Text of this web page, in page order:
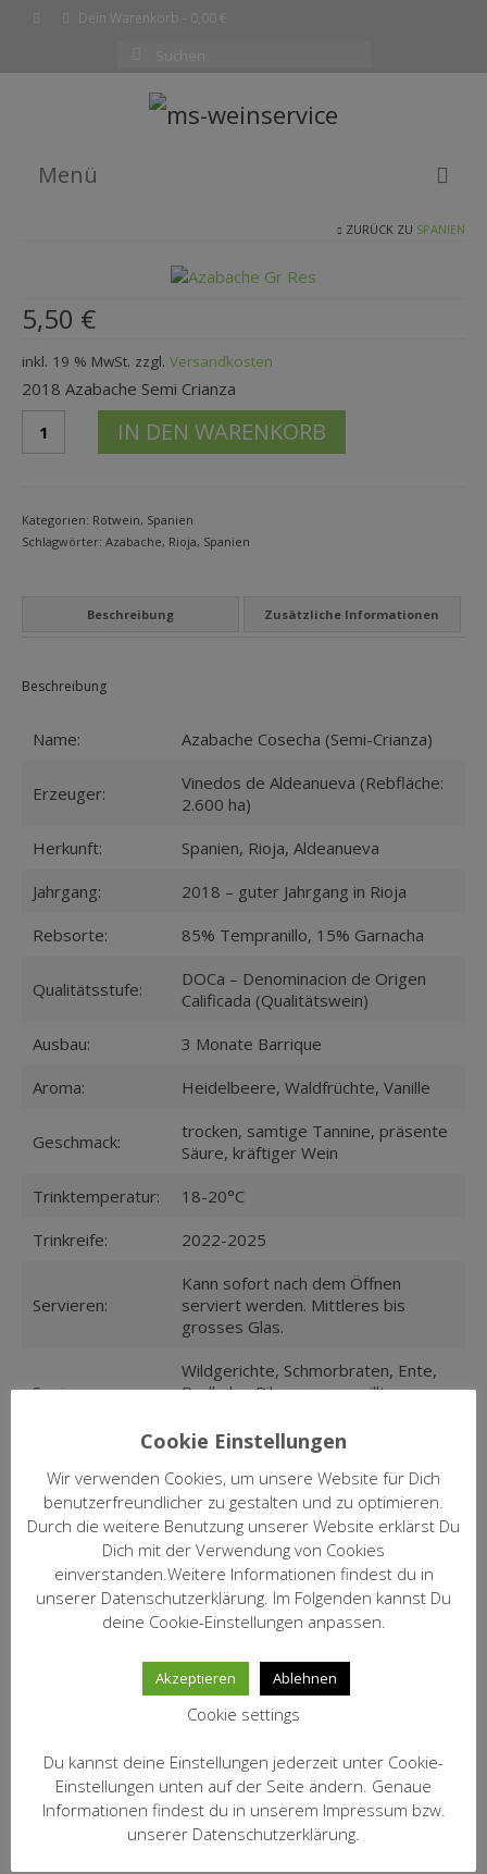
Dein Warenkorb 0,00 €
nach:
Menü
SHOP
KOMPLETTE WEINLISTE
WARENKORB
KASSE
Datenschutzbelehrung
Zahlungsarten
KONTAKT
ZUR PERSON
PHILOSOPHIE
ZURÜCK ZU SPANIEN
5,50 €
inkl. 19 % MwSt. zzgl. Versandkosten
2018 Azabache Semi Crianza
Azabache
IN DEN WARENKORB
Kategorien: Rotwein, Spanien
Schlagwörter: Azabache, Rioja, Spanien
Beschreibung Zusätzliche Informationen
Beschreibung
Name: Azabache Cosecha (Semi-Crianza)
Erzeuger:
Vinedos de Aldeanueva (Rebfläche:
2.600 ha)
Herkunft:
Spanien, Rioja, Aldeanueva
Jahrgang:
2018 – guter Jahrgang in Rioja
Rebsorte:
85% Tempranillo, 15% Garnacha
Qualitätsstufe:
DOCa – Denominacion de Origen
Calificada (Qualitätswein)
Ausbau:
3 Monate Barrique
Aroma:
Heidelbeere, Waldfrüchte, Vanille
Geschmack:
trocken, samtige Tannine, präsente
Säure, kräftiger Wein
Trinktemperatur:
18-20°C
Trinkreife:
2022-2025
Servieren:
Kann sofort nach dem Öffnen
serviert werden. Mittleres bis
grosses Glas.
Speisen:
Wildgerichte, Schmorbraten, Ente,
Perlhuhn, Pilzsauce, gegrilltes
Kommentar:
Die moderne
Genossenschaftskellerei liegt ca. 40
km östlich von Logrono. Sie wurde
1955 gegründet und steht für das
moderne Rioja. Die Weine werden in
neuen Barriques ausgebaut,
schmecken authentisch und sind
1726
Preis/Fl.:
l (7,33 €/Ltr.) zzgl. Versand
Zusätzliche Informationen
Cookie Einstellungen
Wir verwenden Cookies, um unsere Website für Dich
benutzerfreundlicher zu gestalten und zu optimieren.
Durch die weitere Benutzung unserer Website erklärst Du
Dich mit der Verwendung von Cookies
einverstanden.Weitere Informationen findest du in
unserer Datenschutzerklärung. Im Folgenden kannst Du
deine Cookie-Einstellungen anpassen.
Akzeptieren Ablehnen
Cookie settings
Du kannst deine Einstellungen jederzeit unter Cookie-
Einstellungen unten auf der Seite ändern. Genaue
Informationen findest du in unserem Impressum bzw.
unserer Datenschutzerklärung.